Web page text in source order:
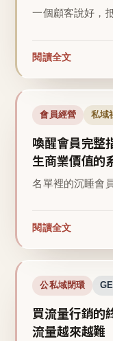
一個顧客說好，
閱讀全文
會員經營 私域
喚醒會員完整
生商業價值的
名單裡的沉睡會
閱讀全文
公私域閉環
買流量行銷的
流量越來越難